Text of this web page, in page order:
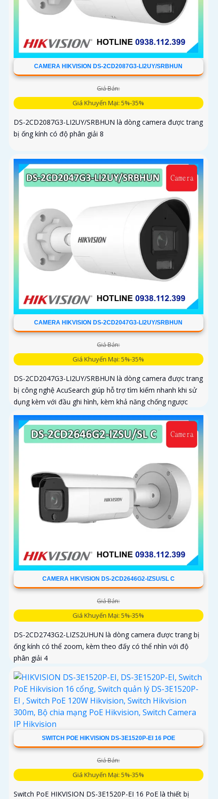
CAMERA HIKVISION DS-2CD2087G3-LI2UY/SRBHUN
Giá Bán:
Giá Khuyến Mại: 5%-35%
DS-2CD2087G3-LI2UY/SRBHUN là dòng camera được trang
bị ống kính có độ phân giải 8
CAMERA HIKVISION DS-2CD2047G3-LI2UY/SRBHUN
Giá Bán:
Giá Khuyến Mại: 5%-35%
DS-2CD2047G3-LI2UY/SRBHUN là dòng camera được trang
bị công nghệ AcuSearch giúp hỗ trợ tìm kiếm nhanh khi sử
dụng kèm với đầu ghi hình, kèm khả năng chống ngược
sáng WDR 130dB, trang bị micro kép và loa hỗ trợ đàm
thoại 2 chiều, ống kính 4
CAMERA HIKVISION DS-2CD2646G2-IZSU/SL C
Giá Bán:
Giá Khuyến Mại: 5%-35%
DS-2CD2743G2-LIZS2UHUN là dòng camera được trang bị
ống kính có thể zoom, kèm theo đấy có thể nhìn với độ
phân giải 4
SWITCH POE HIKVISION DS-3E1520P-EI 16 POE
Giá Bán:
Giá Khuyến Mại: 5%-35%
Switch PoE HIKVISION DS-3E1520P-EI 16 PoE là thiết bị